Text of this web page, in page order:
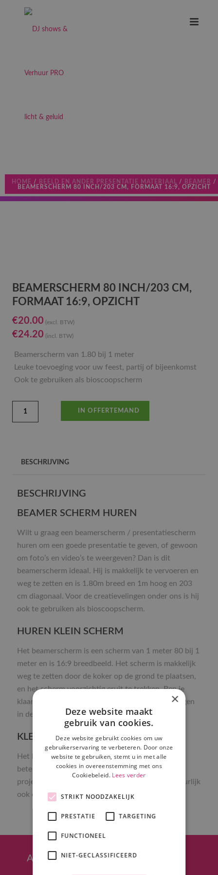
HOME / BEELD EN ANDER PRESENTATIE MATERIAAL / BEAMER /
BEAMERSCHERM 80 INCH/203 CM, FORMAAT 16:9, OPZICHT
BEAMERSCHERM 80 INCH/203 CM,
FORMAAT 16:9, OPZICHT
€20.00 (excl. BTW)
€24.20 (incl. BTW)
Beamerscherm van 1.80 bij 1 meter
Leuke toevoeging voor uw feest, partij of bijeenkomst
Ook te gebruiken als bioscoopscherm
IN OFFERTEMAND
BESCHRIJVING
BESCHRIJVING
BEAMER SCHERM HUREN
Wilt u graag een beamerscherm / presentatiescherm
huren om een goede presentatie te geven, of gewoon
om foto’s en video’s te weergeven? Dan is dit
beamerscherm ideaal. Hij is makkelijk te vervoeren en
weg te zetten en is 1.80m breed en 1m hoog en 203
cm diagonaal. Voor de creatievelingen onder ons is hij
ook te gebruiken als bioscoopscherm.
HUREN KLEIN SCHERM
Het beamerscherm is een scherm van 1 meter 80 bij 1
meter en is 16:9 breedbeeld. Het scherm is makkelijk
weg te zetten door de koker op de grond te plaatsen,
en het scherm voorzichtig eruit te trekken. Ben je
klaar met het scherm dan kan je hem weer opbergen
in de koker en gemakkelijk meenemen.
KLEIN BEAMER SCHERM
Het beamerscherm is geschikt voor opzicht, dit
betekent dat de beamer aan de voorkant staat en
projecteert. Voor het beamerscherm heeft u natuurlijk
ook een beamer nodig, ziehierons aanbod!
Afhalen in Hoeven (regio Breda)
×
Deze website maakt
gebruik van cookies.
Deze website gebruikt cookies om uw
gebruikerservaring te verbeteren. Door onze
website te gebruiken, stemt u in met alle
cookies in overeenstemming met ons
Cookiebeleid. Lees verder
STRIKT NOODZAKELIJK
PRESTATIE TARGETING
FUNCTIONEEL
NIET-GECLASSIFICEERD